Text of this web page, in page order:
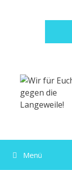
Menü